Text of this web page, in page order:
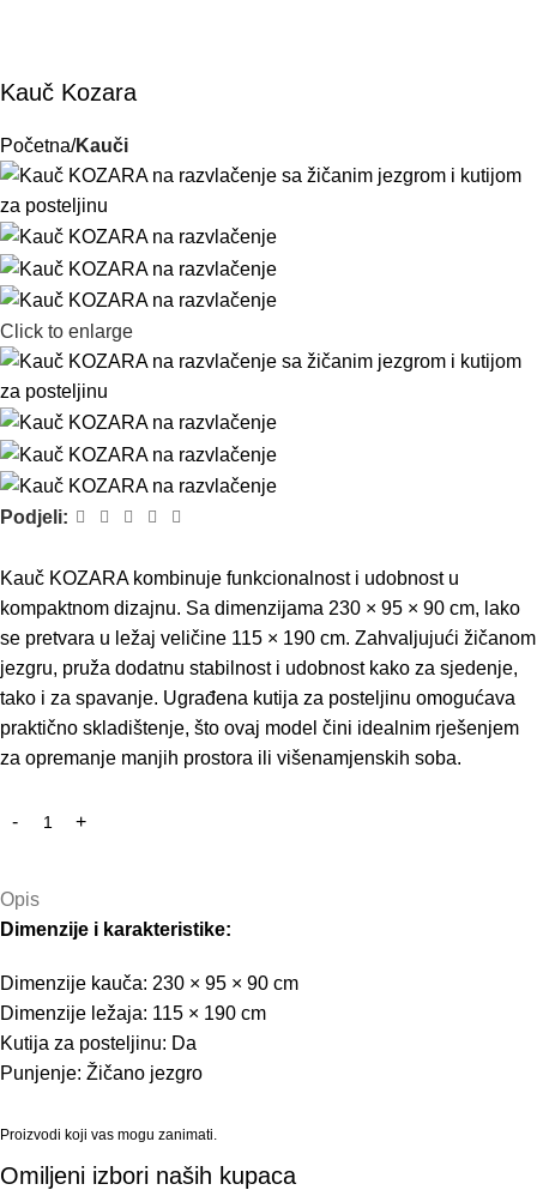
Kauč Kozara
Početna Kauči
Click to enlarge
Podjeli:
Kauč KOZARA kombinuje funkcionalnost i udobnost u
kompaktnom dizajnu. Sa dimenzijama 230 × 95 × 90 cm, lako
se pretvara u ležaj veličine 115 × 190 cm. Zahvaljujući žičanom
jezgru, pruža dodatnu stabilnost i udobnost kako za sjedenje,
tako i za spavanje. Ugrađena kutija za posteljinu omogućava
praktično skladištenje, što ovaj model čini idealnim rješenjem
za opremanje manjih prostora ili višenamjenskih soba.
Opis
Dimenzije i karakteristike:
Dimenzije kauča: 230 × 95 × 90 cm
Dimenzije ležaja: 115 × 190 cm
Kutija za posteljinu: Da
Punjenje: Žičano jezgro
Proizvodi koji vas mogu zanimati.
Omiljeni izbori naših kupaca